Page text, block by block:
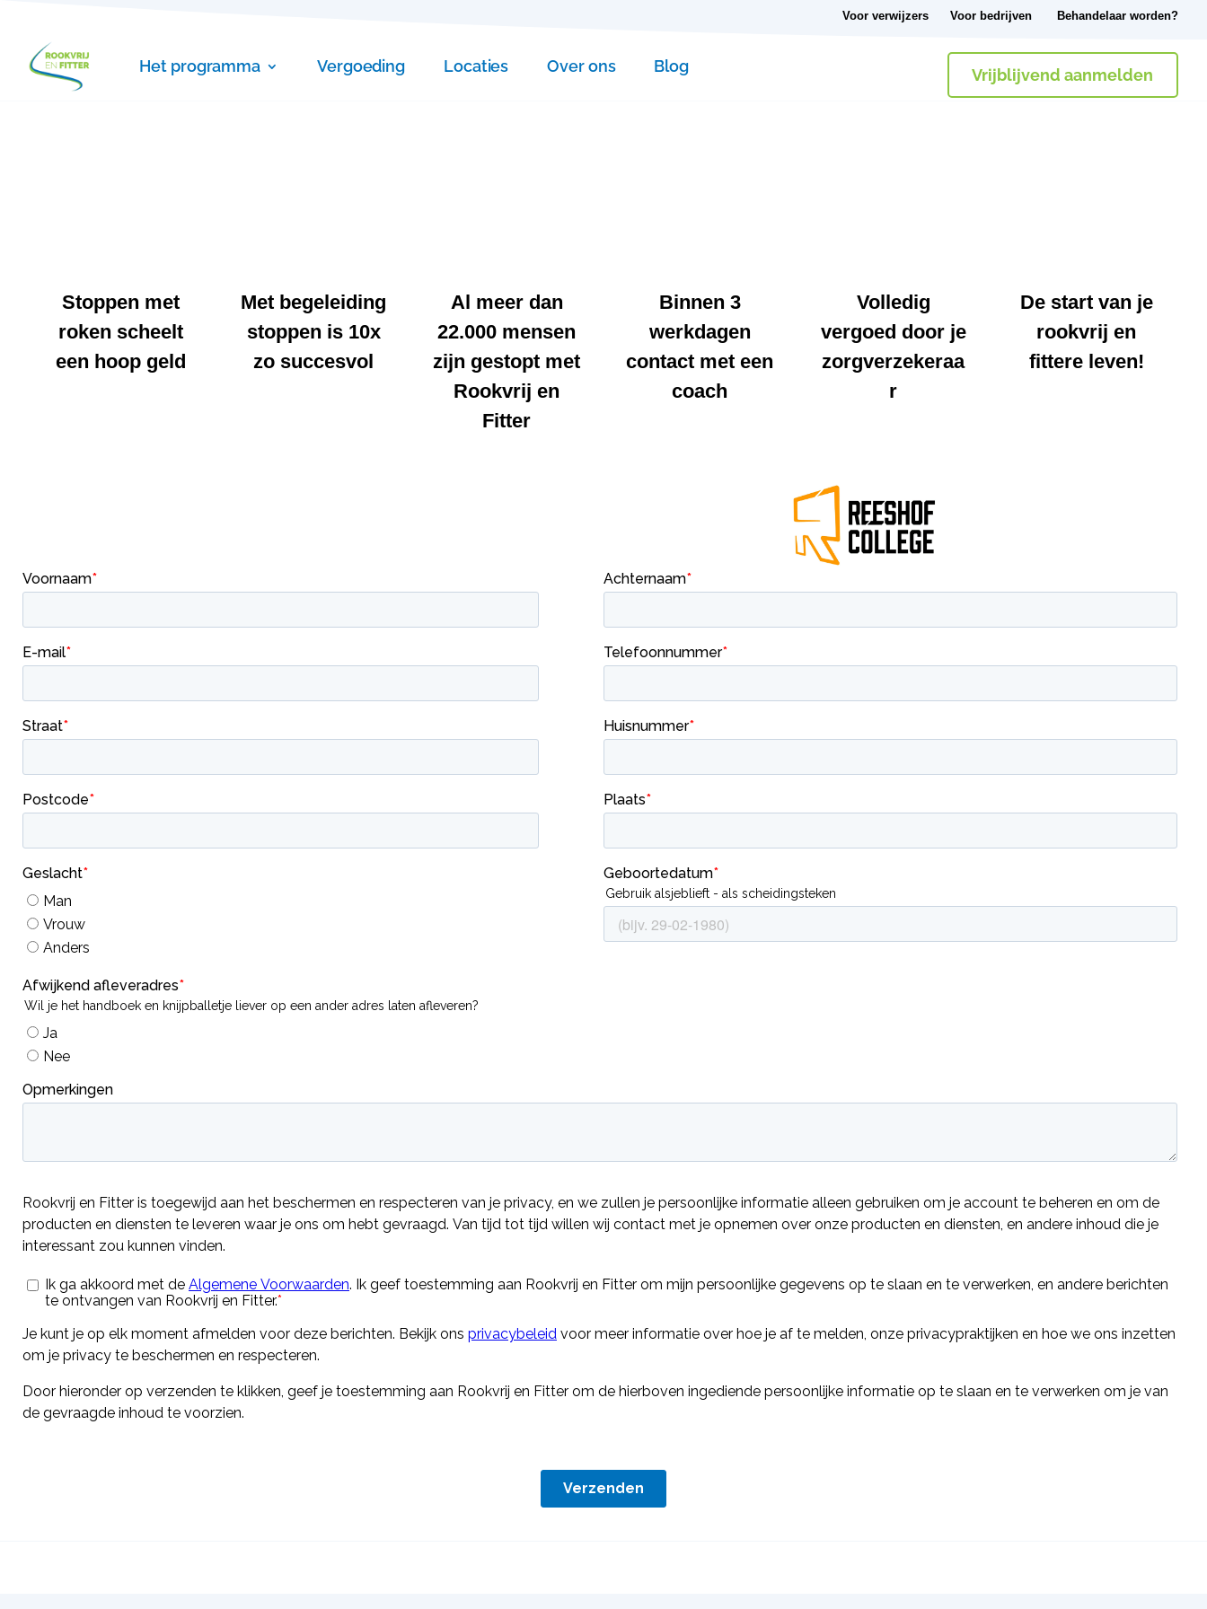
Voor verwijzers Voor bedrijven Behandelaar worden?
Het programma Vergoeding Locaties Over ons Blog Vrijblijvend aanmelden
Stoppen met
roken scheelt
een hoop geld
Met begeleiding
stoppen is 10x
zo succesvol
Al meer dan
22.000 mensen
zijn gestopt met
Rookvrij en
Fitter
Binnen 3
werkdagen
contact met een
coach
Volledig
vergoed door je
zorgverzekeraa
r
De start van je
rookvrij en
fittere leven!